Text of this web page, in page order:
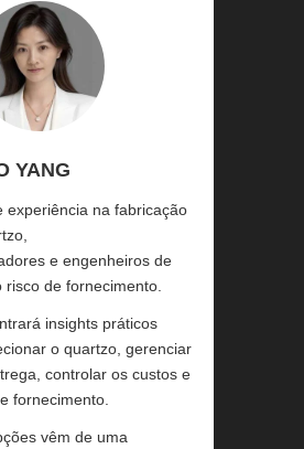
YANG
experiência na fabricação
e engenheiros de
de fornecimento.
insights práticos
o quartzo, gerenciar
controlar os custos e
fornecimento.
vêm de uma